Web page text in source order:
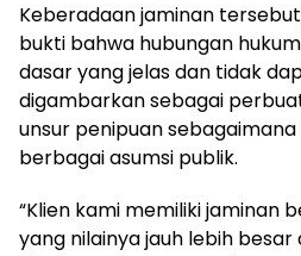
Keberadaan jaminan
bukti bahwa hubungan
dasar yang jelas dan tidak
digambarkan sebagai
unsur penipuan
berbagai asumsi publik.
“Klien kami memiliki jaminan
yang nilainya jauh lebih